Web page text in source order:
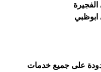
ابوظبي
على جميع خدمات